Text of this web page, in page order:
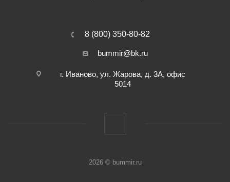
8 (800) 350-80-82
bummir@bk.ru
г. Иваново, ул. Жарова, д. 3А, офис
5014
2026 © bummir.ru